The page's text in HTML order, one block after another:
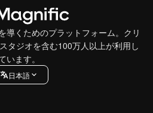
導くためのプラットフォーム。クリ
タジオを含む100万人以上が利用し
います。
日本語